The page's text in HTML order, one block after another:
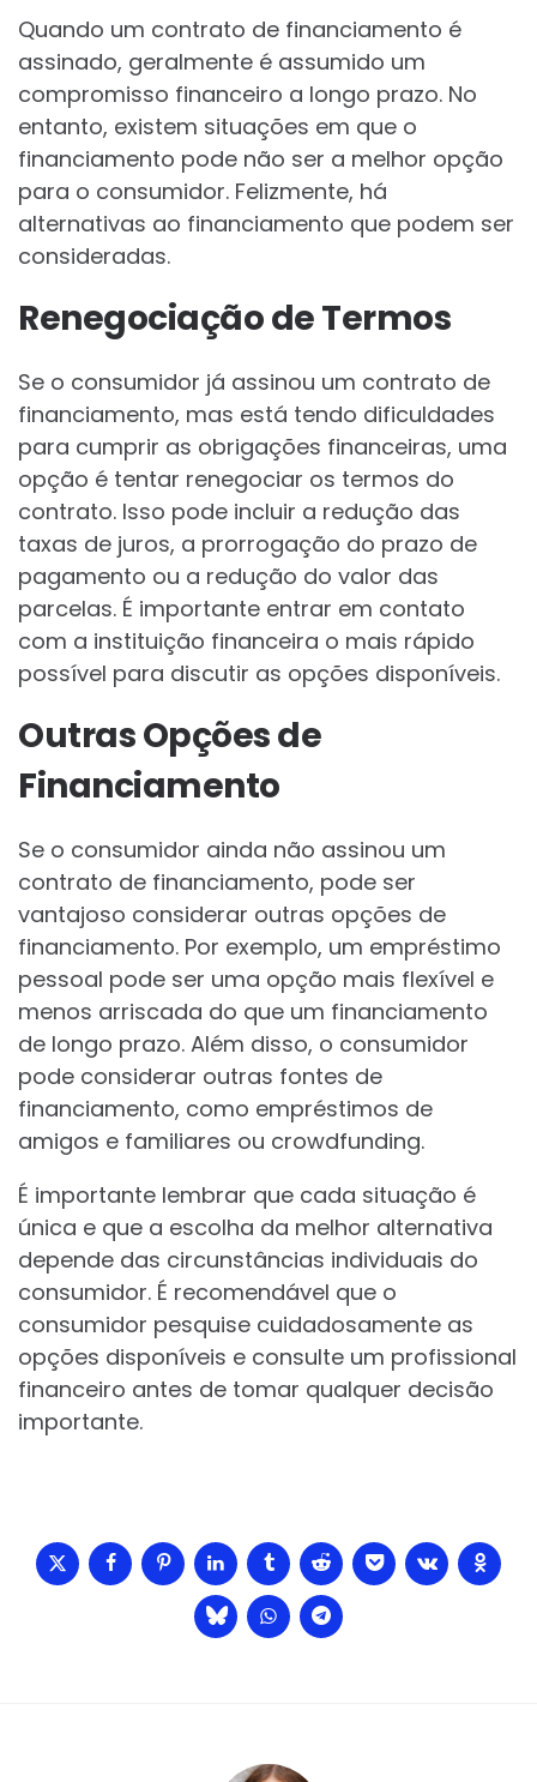
Quando um contrato de financiamento é
assinado, geralmente é assumido um
compromisso financeiro a longo prazo. No
entanto, existem situações em que o
financiamento pode não ser a melhor opção
para o consumidor. Felizmente, há
alternativas ao financiamento que podem ser
consideradas.
Renegociação de Termos
Se o consumidor já assinou um contrato de
financiamento, mas está tendo dificuldades
para cumprir as obrigações financeiras, uma
opção é tentar renegociar os termos do
contrato. Isso pode incluir a redução das
taxas de juros, a prorrogação do prazo de
pagamento ou a redução do valor das
parcelas. É importante entrar em contato
com a instituição financeira o mais rápido
possível para discutir as opções disponíveis.
Outras Opções de
Financiamento
Se o consumidor ainda não assinou um
contrato de financiamento, pode ser
vantajoso considerar outras opções de
financiamento. Por exemplo, um empréstimo
pessoal pode ser uma opção mais flexível e
menos arriscada do que um financiamento
de longo prazo. Além disso, o consumidor
pode considerar outras fontes de
financiamento, como empréstimos de
amigos e familiares ou crowdfunding.
É importante lembrar que cada situação é
única e que a escolha da melhor alternativa
depende das circunstâncias individuais do
consumidor. É recomendável que o
consumidor pesquise cuidadosamente as
opções disponíveis e consulte um profissional
financeiro antes de tomar qualquer decisão
importante.